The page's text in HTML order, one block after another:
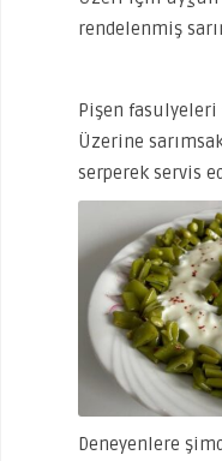
rendelenmiş
Pişen fasulyeleri
Üzerine
serperek servis
Deneyenlere